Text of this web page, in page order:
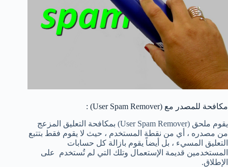
مكافحة للمصدر مع (User Spam Remover) :
يقوم ملحق (User Spam Remover) بمكافحة التعليق المزعج
من مصدره ، أي من نقطة المستخدم ، حيث لا يقوم فقط بتتبع
التعليق المسيء ، بل أيضاً يقوم بازالة كل حسابات
المستخدمين قديمة الإستعمال وتلك التي لم تُستخدم على
الإطلاق.